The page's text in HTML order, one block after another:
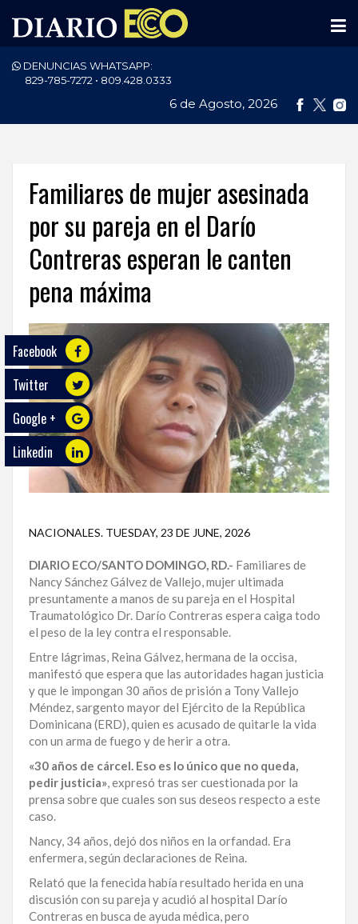
DENUNCIAS WHATSAPP:
829-785-7272 • 809.428.0333
6 de Agosto, 2026
PORTADA
DEPORTES
ENTRETENIMIENTO
SALUD
TECNOLOGÍA
ECO
PLAY
TRABAJOS
DE
INVESTIGACIÓN
NACIONAL
SANTO
DOMINGO
SANTIAGO
SAN
JUAN
LA
PUERTO
PLATA
CONTÁCTENOS
Familiares de mujer asesinada
por su pareja en el Darío
Contreras esperan le canten
pena máxima
Facebook
Twitter
Google +
Linkedin
NACIONALES. TUESDAY, 23 DE JUNE, 2026
DIARIO ECO/SANTO DOMINGO, RD.- Familiares de
Nancy Sánchez Gálvez de Vallejo, mujer ultimada
presuntamente a manos de su pareja en el Hospital
Traumatológico Dr. Darío Contreras espera caiga todo
el peso de la ley contra el responsable.
Entre lágrimas, Reina Gálvez, hermana de la occisa,
manifestó que espera que las autoridades hagan justicia
y que le impongan 30 años de prisión a Tony Vallejo
Méndez, sargento mayor del Ejército de la República
Dominicana (ERD), quien es acusado de quitarle la vida
con un arma de fuego y de herir a otra.
«30 años de cárcel. Eso es lo único que no queda,
pedir justicia», expresó tras ser cuestionada por la
prensa sobre que cuales son sus deseos respecto a este
caso.
Nancy, 34 años, dejó dos niños en la orfandad. Era
enfermera, según declaraciones de Reina.
Relató que la fenecida había resultado herida en una
discusión con su pareja y acudió al hospital Darío
Contreras en busca de ayuda médica, pero